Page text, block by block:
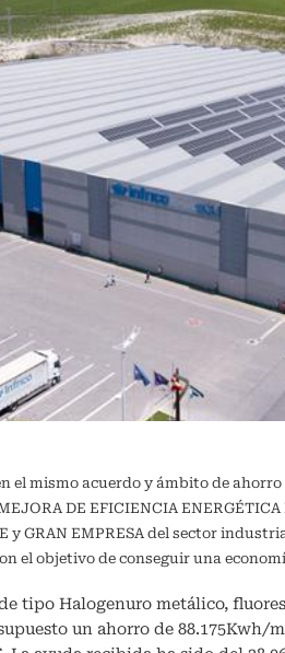
el mismo acuerdo y ámbito de
DE EFICIENCIA
y GRAN EMPRESA del sector
el objetivo de conseguir una
tipo Halogenuro metálico,
un ahorro de 88.175Kwh/